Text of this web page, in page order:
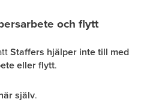
och flytt
Staffers hjälper inte till med
eller flytt.
själv.